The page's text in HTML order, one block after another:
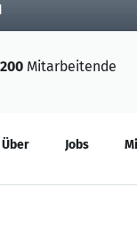
Mitarbeitende
Über Jobs